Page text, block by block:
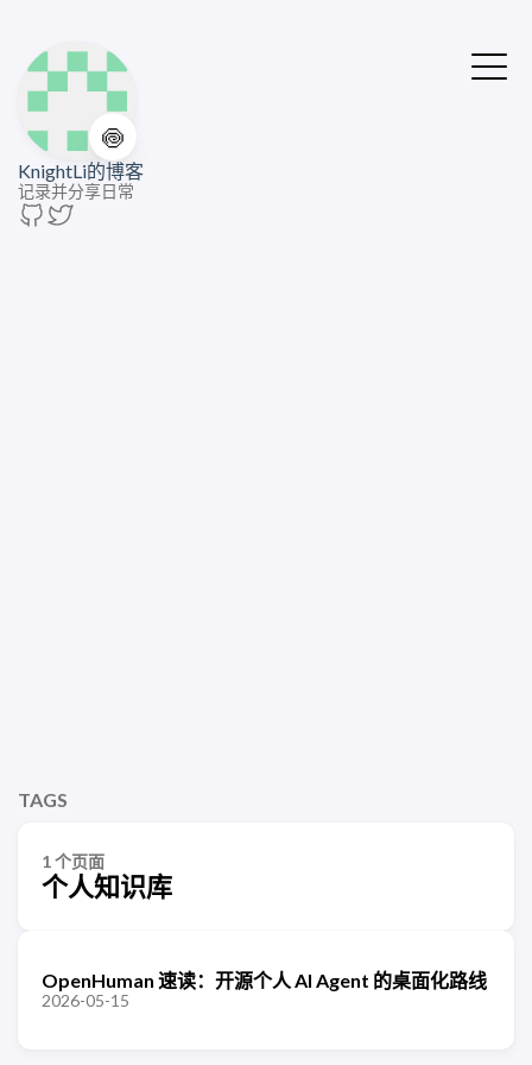
🍥
KnightLi的博客
记录并分享日常
TAGS
1 个页面
个人知识库
OpenHuman 速读：开源个人 AI Agent 的桌面化路线
2026-05-15